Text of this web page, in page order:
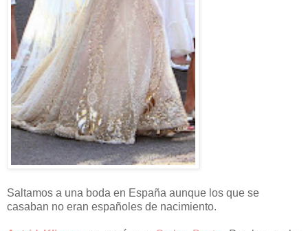
Saltamos a una boda en España aunque los que se
casaban no eran españoles de nacimiento.